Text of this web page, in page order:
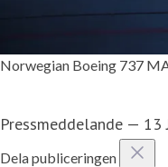
Norwegian Boeing 737
Pressmeddelande — 13
Dela publiceringen